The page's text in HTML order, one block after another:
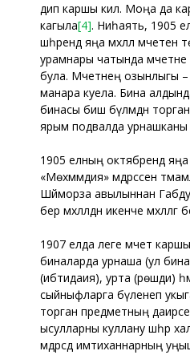
дип каршы килә. Моңа да
кагыла[4]. Ниһаять, 1905
шәһәрендә яңа мәхәллә мәчетен
урамнары чатында мәчетне
була. Мәчетнең озынлыгы –
манара куела. Бина
бинасы биш бүлмәдән
ярым подвалда урнашканы
1905 елның октябрендә
«Мөхәммәдия» мәдрәсәсен
Шәйморза авылыннан
бер мәхәлләдән икенче
1907 елда әлеге мәчет
биналарда урнаша (ул
(ибтидаия), урта (рөшди)
сыйныфларга бүленеп
торган предметның
ысулларны куллану шәһәр
мәдрәсәдә имтиханнарның